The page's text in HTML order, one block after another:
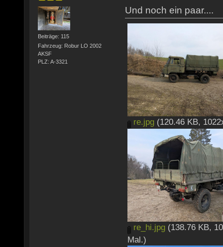
Beiträge: 115
Fahrzeug: Robur LO 2002
AKSF
PLZ: A-3321
Und noch ein paar....
re.jpg (120.46 KB,
re_hi.jpg (138.76 KB,
Mal.)